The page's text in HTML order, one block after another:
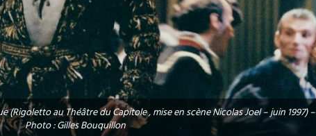
(Rigoletto au Théâtre du Capitole , mise en scène Nicolas Joel – juin 1997) –
Photo : Gilles Bouquillon